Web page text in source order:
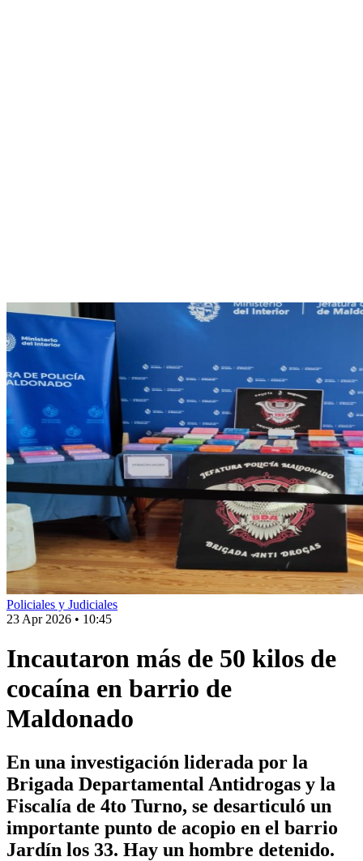
Policiales y Judiciales
23 Apr 2026 • 10:45
Incautaron más de 50 kilos de
cocaína en barrio de
Maldonado
En una investigación liderada por la
Brigada Departamental Antidrogas y la
Fiscalía de 4to Turno, se desarticuló un
importante punto de acopio en el barrio
Jardín los 33. Hay un hombre detenido.